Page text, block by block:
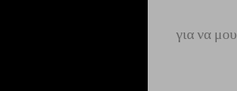
για να μου